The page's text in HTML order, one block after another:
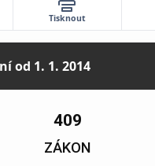
Tisknout
od 1. 1. 2014
409
ZÁKON